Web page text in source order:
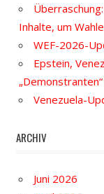
Inhalte, um
WEF-2026-
Epstein,
Venezuela-
ARCHIV
Juni 2026